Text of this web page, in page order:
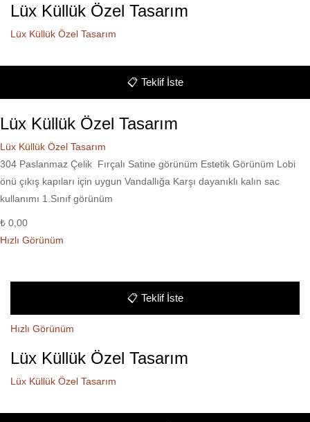
Lüx Küllük Özel Tasarım
Lüx Küllük Özel Tasarım
📋 Teklif İste
Lüx Küllük Özel Tasarım
Lüx Küllük Özel Tasarım
304 Paslanmaz Çelik Fırçalı Satine görünüm Estetik Görünüm Lobi
önü çıkış kapıları için uygun Vandallığa Karşı dayanıklı kalın sac
kullanımı 1.Sınıf görünüm
₺ 0,00
Hızlı Görünüm
📋 Teklif İste
Hızlı Görünüm
Lüx Küllük Özel Tasarım
Lüx Küllük Özel Tasarım